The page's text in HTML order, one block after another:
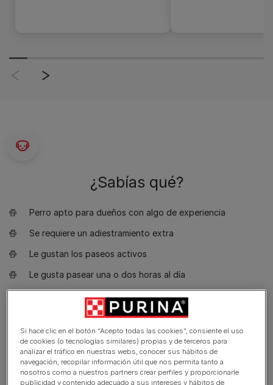
¿Sabías qué?
Perro apto para dueños con algo de experiencia
Se requiere un adiestramiento extra
Le gustan los paseos activos
Le gusta pasear una o dos horas al día
Babeo mínimo
Requiere aseo una vez por semana
Raza no hipoalergénica
Perro expresivo y ladrador
Si hace clic en el botón “Acepto todas las cookies”, consiente el uso
de cookies (o tecnologías similares) propias y de terceros para
analizar el tráfico en nuestras webs, conocer sus hábitos de
navegación, recopilar información útil que nos permita tanto a
nosotros como a nuestros partners crear perfiles y proporcionarle
publicidad y contenido adecuado a sus intereses y hábitos de